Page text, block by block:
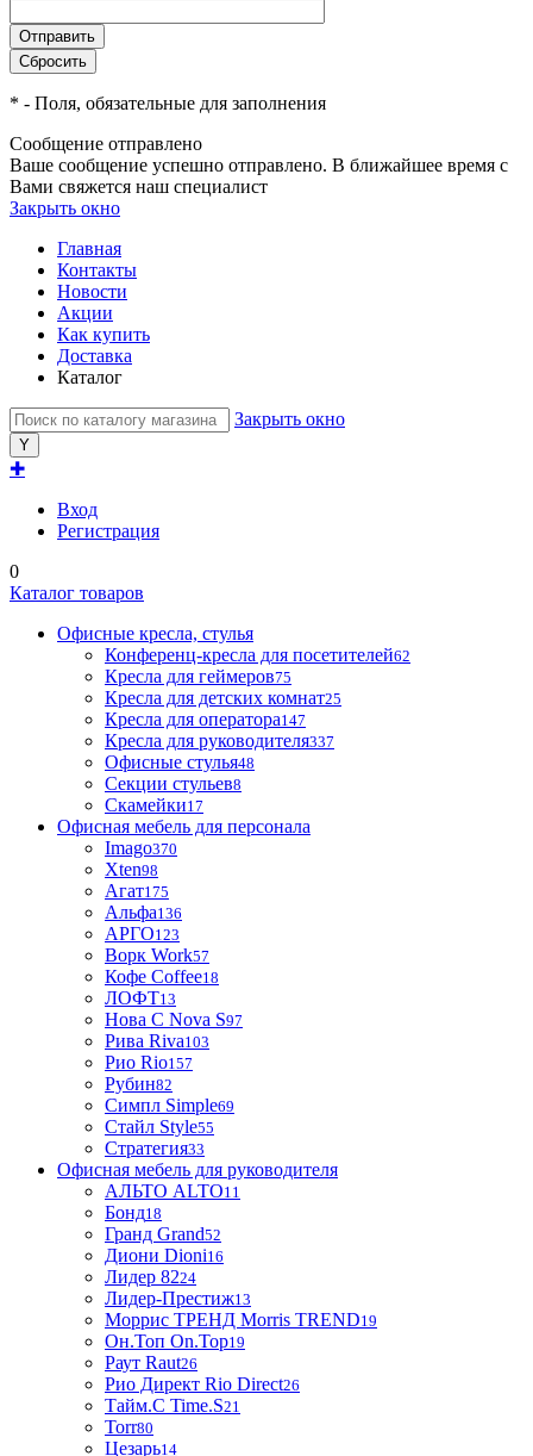
* - Поля, обязательные для заполнения
Сообщение отправлено
Ваше сообщение успешно отправлено. В ближайшее время с
Вами свяжется наш специалист
Закрыть окно
Главная
Контакты
Новости
Акции
Как купить
Доставка
Каталог
Закрыть окно
✚
Вход
Регистрация
0
Каталог товаров
Офисные кресла, стулья
Конференц-кресла для посетителей62
Кресла для геймеров75
Кресла для детских комнат25
Кресла для оператора147
Кресла для руководителя337
Офисные стулья48
Секции стульев8
Скамейки17
Офисная мебель для персонала
Imago370
Xten98
Агат175
Альфа136
АРГО123
Ворк Work57
Кофе Coffee18
ЛОФТ13
Нова С Nova S97
Рива Riva103
Рио Rio157
Рубин82
Симпл Simple69
Стайл Style55
Стратегия33
Офисная мебель для руководителя
АЛЬТО ALTO11
Бонд18
Гранд Grand52
Диони Dioni16
Лидер 8224
Лидер-Престиж13
Моррис ТРЕНД Morris TREND19
Он.Топ On.Top19
Раут Raut26
Рио Директ Rio Direct26
Тайм.С Time.S21
Torr80
Цезарь14